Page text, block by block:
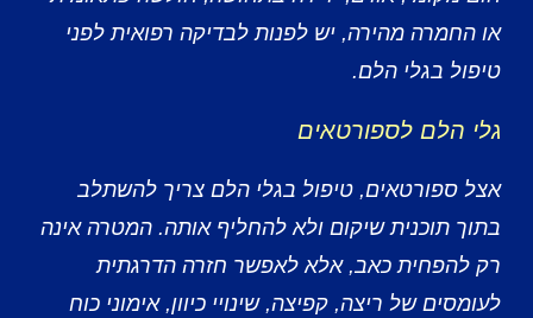
או החמרה מהירה, יש לפנות לבדיקה רפואית לפני
טיפול בגלי הלם.
גלי הלם לספורטאים
אצל ספורטאים, טיפול בגלי הלם צריך להשתלב
בתוך תוכנית שיקום ולא להחליף אותה. המטרה אינה
רק להפחית כאב, אלא לאפשר חזרה הדרגתית
לעומסים של ריצה, קפיצה, שינויי כיוון, אימוני כוח